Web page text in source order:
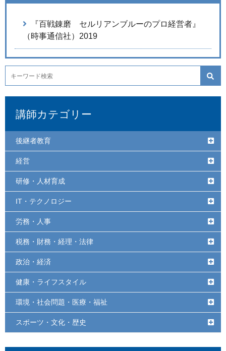
『百戦錬磨 セルリアンブルーのプロ経営者』
（時事通信社）2019
講師カテゴリー
後継者教育
経営
研修・人材育成
IT・テクノロジー
労務・人事
税務・財務・経理・法律
政治・経済
健康・ライフスタイル
環境・社会問題・医療・福祉
スポーツ・文化・歴史